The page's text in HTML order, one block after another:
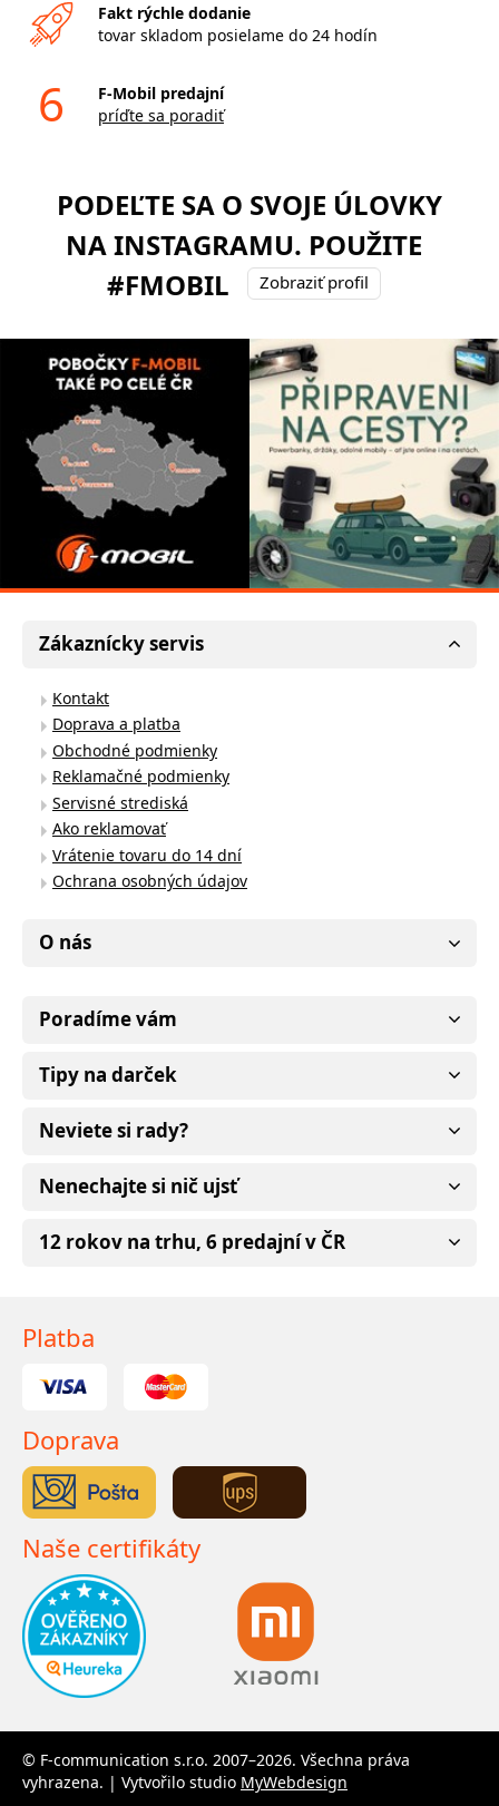
Fakt rýchle dodanie
tovar skladom posielame do 24 hodín
6
F-Mobil predajní
príďte sa poradiť
PODEĽTE SA O SVOJE ÚLOVKY
NA INSTAGRAMU. POUŽITE
#FMOBIL
Zobraziť profil
Zákaznícky servis
Kontakt
Doprava a platba
Obchodné podmienky
Reklamačné podmienky
Servisné strediská
Ako reklamovať
Vrátenie tovaru do 14 dní
Ochrana osobných údajov
O nás
Poradíme vám
Tipy na darček
Neviete si rady?
Nenechajte si nič ujsť
12 rokov na trhu, 6 predajní v ČR
Platba
Doprava
Naše certifikáty
© F-communication s.r.o. 2007–2026. Všechna práva
vyhrazena. | Vytvořilo studio MyWebdesign